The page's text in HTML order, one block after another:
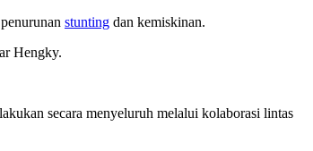
stunting dan kemiskinan.
Hengky.
secara menyeluruh melalui kolaborasi lintas